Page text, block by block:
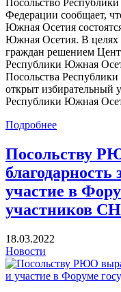
Федерации сообщает,
Южная Осетия
Южная Осетия. В целях
граждан решением
Республики Южная
Посольства
открыт избирательный
Республики Южная
Подробнее
Посольству
участие в
участников
18.03.2022
Новости